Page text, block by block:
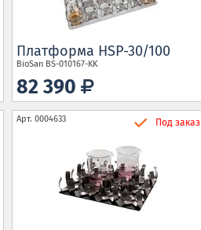
Платформа HSP-30/100
BioSan BS-010167-KK
82 390
Арт. 0004633 Под заказ